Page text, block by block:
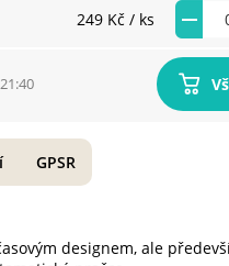
249 Kč / ks
designem, ale
GPSR